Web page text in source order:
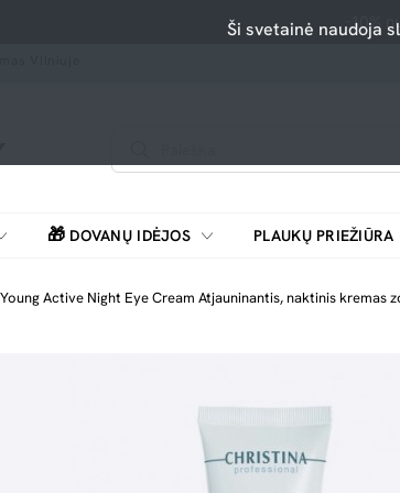
-10%
🎁 DOVANŲ IDĖJOS PLAUKŲ PRIEŽIŪRA
Active Night Eye Cream Atjauninantis, naktinis kremas
Ši svetainė naudoja